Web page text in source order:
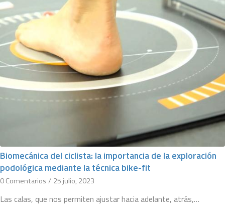
Biomecánica del ciclista: la importancia de la exploración
podológica mediante la técnica bike-fit
0 Comentarios / 25 julio, 2023
Las calas, que nos permiten ajustar hacia adelante, atrás,…